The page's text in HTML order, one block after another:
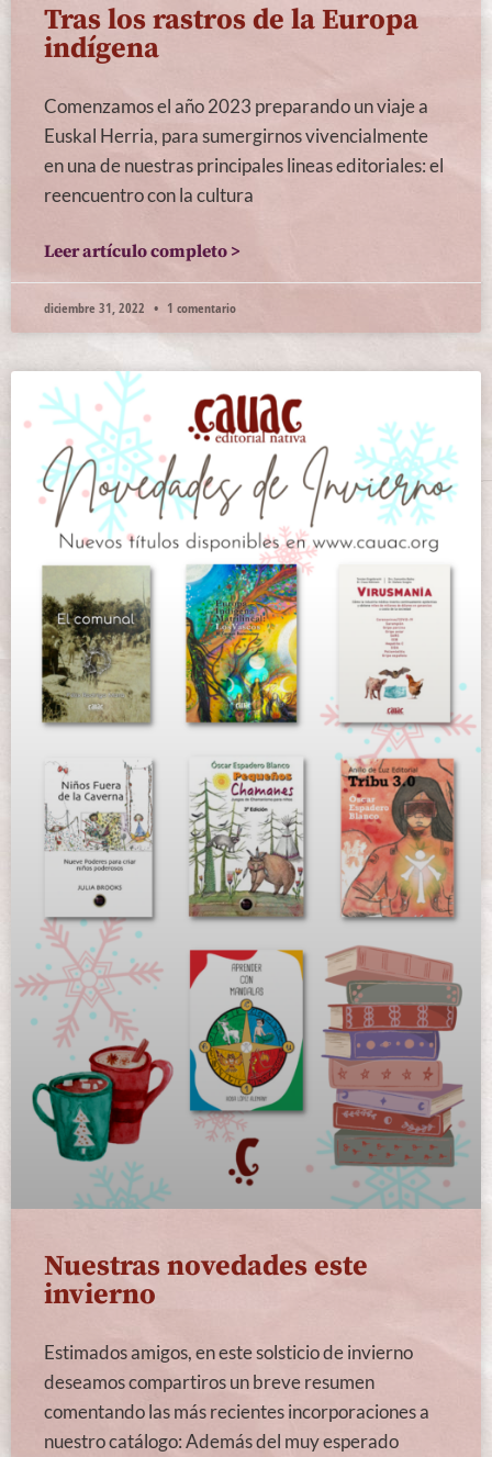
Tras los rastros de la Europa
indígena
Comenzamos el año 2023 preparando un viaje a
Euskal Herria, para sumergirnos vivencialmente
en una de nuestras principales lineas editoriales: el
reencuentro con la cultura
Leer artículo completo >
diciembre 31, 2022 1 comentario
Nuestras novedades este
invierno
Estimados amigos, en este solsticio de invierno
deseamos compartiros un breve resumen
comentando las más recientes incorporaciones a
nuestro catálogo: Además del muy esperado